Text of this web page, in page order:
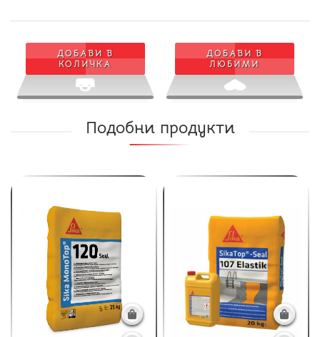
ДОБАВИ В
КОЛИЧКА
ДОБАВИ В
ЛЮБИМИ
Подобни продукти